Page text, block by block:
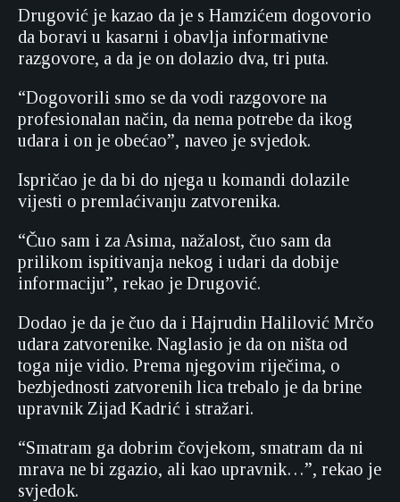
Drugović je kazao da je s Hamzićem dogovorio
da boravi u kasarni i obavlja informativne
razgovore, a da je on dolazio dva, tri puta.
“Dogovorili smo se da vodi razgovore na
profesionalan način, da nema potrebe da ikog
udara i on je obećao”, naveo je svjedok.
Ispričao je da bi do njega u komandi dolazile
vijesti o premlaćivanju zatvorenika.
“Čuo sam i za Asima, nažalost, čuo sam da
prilikom ispitivanja nekog i udari da dobije
informaciju”, rekao je Drugović.
Dodao je da je čuo da i Hajrudin Halilović Mrčo
udara zatvorenike. Naglasio je da on ništa od
toga nije vidio. Prema njegovim riječima, o
bezbjednosti zatvorenih lica trebalo je da brine
upravnik Zijad Kadrić i stražari.
“Smatram ga dobrim čovjekom, smatram da ni
mrava ne bi zgazio, ali kao upravnik…”, rekao je
svjedok.